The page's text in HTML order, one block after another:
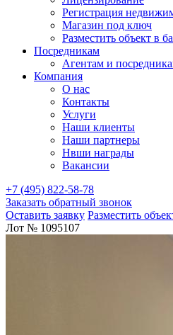
Регистрация
Магазин под ключ
Разместить объект в
Посредникам
Агентам и
Компания
О нас
Контакты
Услуги
Наши клиенты
Наши партнеры
Нвши награды
Вакансии
+7 (495) 822-58-78
Заказать обратный звонок
Оставить заявку Разместить
Лот № 1095107